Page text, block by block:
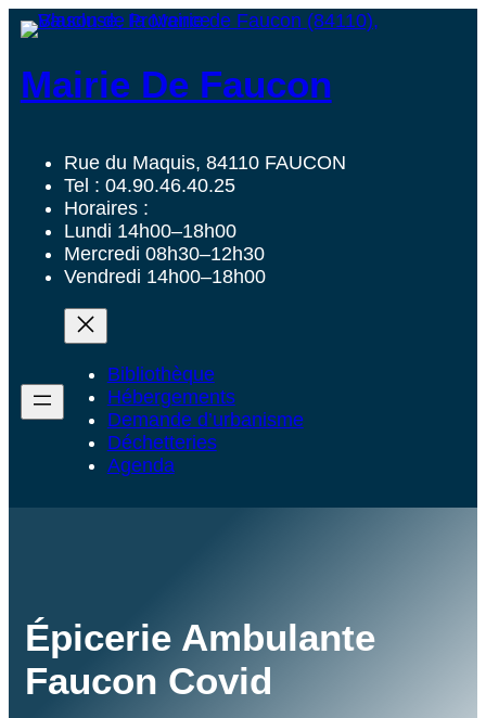
Mairie De Faucon
Rue du Maquis, 84110 FAUCON
Tel : 04.90.46.40.25
Horaires :
Lundi 14h00–18h00
Mercredi 08h30–12h30
Vendredi 14h00–18h00
Bibliothèque
Hébergements
Demande d’urbanisme
Déchetteries
Agenda
Épicerie Ambulante
Faucon Covid